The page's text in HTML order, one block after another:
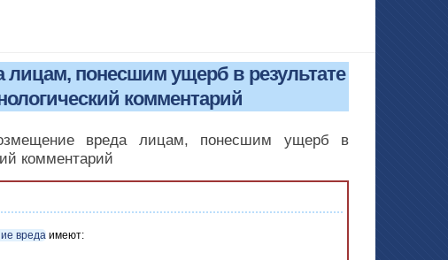
понесшим ущерб в результате
комментарий
вреда лицам, понесшим ущерб в
комментарий
вреда имеют: